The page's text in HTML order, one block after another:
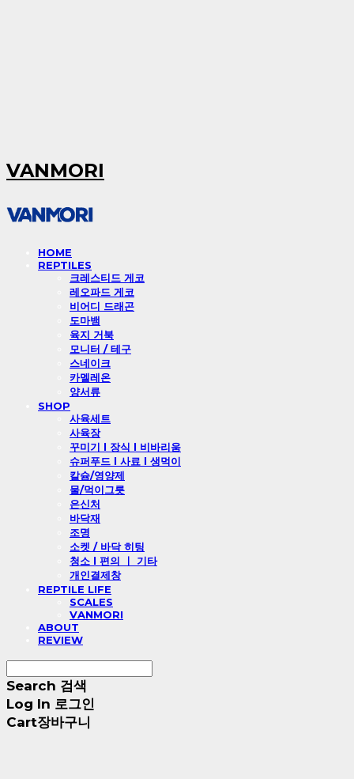
VANMORI
HOME
REPTILES
크레스티드 게코
레오파드 게코
비어디 드래곤
도마뱀
육지 거북
모니터 / 테구
스네이크
카멜레온
양서류
SHOP
사육세트
사육장
꾸미기 l 장식 l 비바리움
슈퍼푸드 l 사료 l 생먹이
칼슘/영양제
물/먹이그릇
은신처
바닥재
조명
소켓 / 바닥 히팅
청소 l 편의 ㅣ 기타
개인결제창
REPTILE LIFE
SCALES
VANMORI
ABOUT
REVIEW
Search 검색
Log In 로그인
Cart장바구니